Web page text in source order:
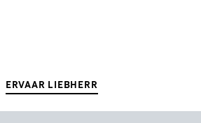
ERVAAR LIEBHERR